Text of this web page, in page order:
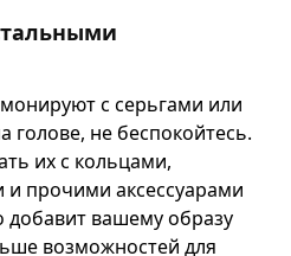
с серьгами или
не беспокойтесь.
их с кольцами,
и прочими аксессуарами
вашему образу
возможностей для